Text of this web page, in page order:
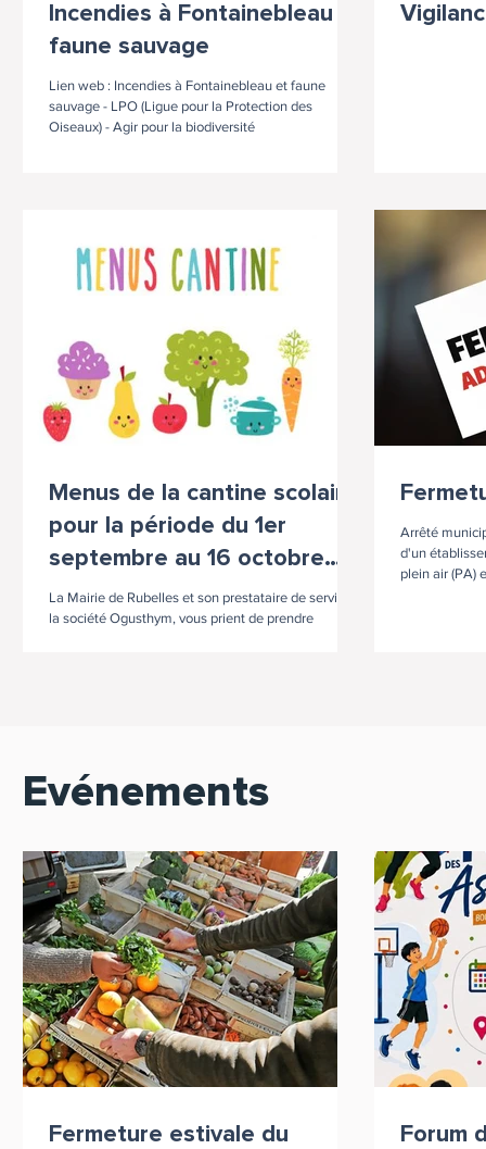
Incendies à Fontainebleau et
faune sauvage
Lien web : Incendies à Fontainebleau et faune
sauvage - LPO (Ligue pour la Protection des
Oiseaux) - Agir pour la biodiversité
Menus de la cantine scolaire
pour la période du 1er
septembre au 16 octobre
2026
La Mairie de Rubelles et son prestataire de service,
la société Ogusthym, vous prient de prendre
Arrêté
d'un
plein air (PA)
Evénements
Fermeture estivale du
Forum